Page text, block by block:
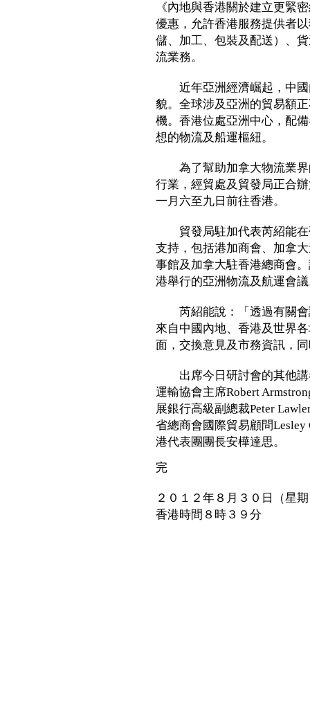
《內地與香港關於建立更緊
優惠，允許香港服務提供者
儲、加工、包裝及配送）、
流業務。
近年亞洲經濟崛起，中國
貌。全球涉及亞洲的貿易額
機。香港位處亞洲中心，配
想的物流及船運樞紐。
為了幫助加拿大物流業界
行業，經貿處及貿發局正合
一月六至九日前往香港。
貿發局駐加代表芮紹能在
支持，包括港加商會、加拿
事館及加拿大駐香港總商會
港舉行的亞洲物流及航運會
芮紹能說：「透過有關會
來自中國內地、香港及世界
面，交換意見及市務資訊，
出席今日研討會的其他講
運輸協會主席Robert
展銀行高級副總裁Peter
省總商會國際貿易顧問
港代表團團長安樺達思。
完
２０１２年８月３０日（星
香港時間８時３９分